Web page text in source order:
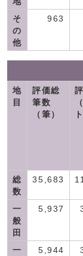
そ
の
他
963
地
目
評価総
筆数
（筆）
総
数
35,683
一
般
田
5,937
一
5,944